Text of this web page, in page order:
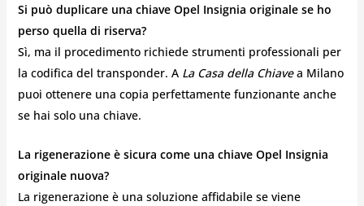
Si può duplicare una chiave Opel Insignia originale se ho
perso quella di riserva?
Sì, ma il procedimento richiede strumenti professionali per
la codifica del transponder. A La Casa della Chiavea Milano
puoi ottenere una copia perfettamente funzionante anche
se hai solo una chiave.
La rigenerazione è sicura come una chiave Opel Insignia
originale nuova?
La rigenerazione è una soluzione affidabile se viene